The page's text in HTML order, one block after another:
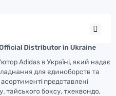
Distributor in Ukraine
Adidas в Україні, який надає
для єдиноборств та
представлені
тайського боксу, тхеквондо,